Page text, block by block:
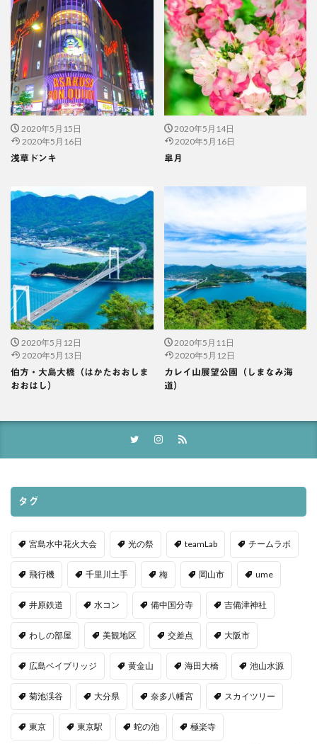
2020年5月15日
2020年5月16日
浅草ドンキ
2020年5月14日
2020年5月16日
皐月
2020年5月12日
2020年5月13日
伯方・大島大橋（はかたおおしま
おおはし）
2020年5月11日
2020年5月12日
カレイ山展望公園（しまなみ海
道）
タグ
宮島水中花火大会 光の祭 teamLab チームラボ
飛行機 千里川土手 梅 岡山市 ume
井原鉄道 水コン 備中国分寺 吉備津神社
わしの部屋 美観地区 交差点 大阪市
広島ベイブリッジ 黄金山 海田大橋 池山水源
菊池渓谷 大分県 奈多八幡宮 スカイツリー
東京 東京駅 蛇の池 極楽寺